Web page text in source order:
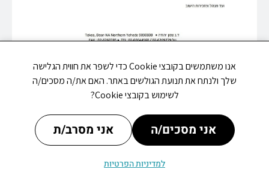
אנו משתמשים בקובצי Cookie כדי לשפר את חווית הגלישה
שלך ולנתח את תנועת הגולשים באתר. האם את/ה מסכים/ה
לשימוש בקובצי Cookie?
אני מסכים/ה אני מסרב/ת
למדיניות הפרטיות